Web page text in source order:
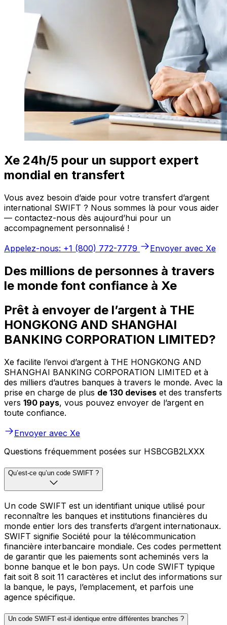
Xe 24h/5 pour un support expert
mondial en transfert
Vous avez besoin d’aide pour votre transfert d’argent
international SWIFT ? Nous sommes là pour vous aider
— contactez-nous dès aujourd’hui pour un
accompagnement personnalisé !
Appelez-nous: +1 (800) 772-7779
Envoyer avec Xe
Des millions de personnes à travers
le monde font confiance à Xe
Prêt à envoyer de l’argent à THE
HONGKONG AND SHANGHAI
BANKING CORPORATION LIMITED?
Xe facilite l’envoi d’argent à THE HONGKONG AND
SHANGHAI BANKING CORPORATION LIMITED et à
des milliers d’autres banques à travers le monde. Avec la
prise en charge de plus de 130 devises et des transferts
vers 190 pays, vous pouvez envoyer de l’argent en
toute confiance.
Envoyer avec Xe
Questions fréquemment posées sur HSBCGB2LXXX
Qu’est-ce qu’un code SWIFT ?
Un code SWIFT est un identifiant unique utilisé pour
reconnaître les banques et institutions financières du
monde entier lors des transferts d’argent internationaux.
SWIFT signifie Société pour la télécommunication
financière interbancaire mondiale. Ces codes permettent
de garantir que les paiements sont acheminés vers la
bonne banque et le bon pays. Un code SWIFT typique
fait soit 8 soit 11 caractères et inclut des informations sur
la banque, le pays, l’emplacement, et parfois une
agence spécifique.
Un code SWIFT est-il identique entre différentes branches ?